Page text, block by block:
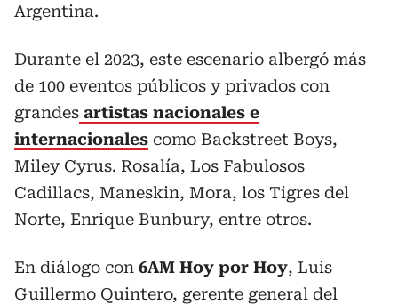
Argentina.
Durante el 2023, este escenario albergó más
de 100 eventos públicos y privados con
grandes artistas nacionales e
internacionales como Backstreet Boys,
Miley Cyrus. Rosalía, Los Fabulosos
Cadillacs, Maneskin, Mora, los Tigres del
Norte, Enrique Bunbury, entre otros.
En diálogo con 6AM Hoy por Hoy, Luis
Guillermo Quintero, gerente general del